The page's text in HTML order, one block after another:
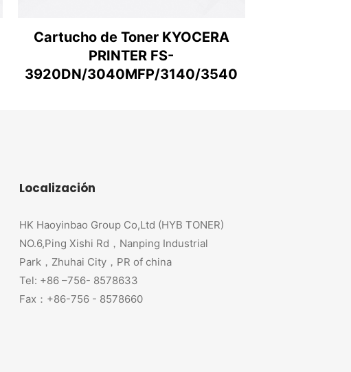
Cartucho de Toner KYOCERA
PRINTER FS-
3920DN/3040MFP/3140/3540
Localización
HK Haoyinbao Group Co,Ltd (HYB TONER)
NO.6,Ping Xishi Rd，Nanping Industrial
Park，Zhuhai City，PR of china
Tel: +86 –756- 8578633
Fax：+86-756 - 8578660